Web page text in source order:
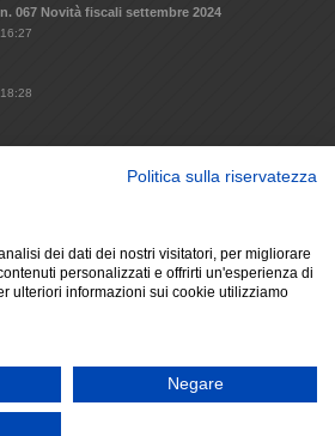
067 Novità fiscali settembre 2024
PROVINCIALE DI LATINA | P.IVA: P.IVA
We Blink Design-Enfold WordPress Theme by
Politica sulla riservatezza
dei dati dei nostri visitatori, per migliorare
personalizzati e offrirti un'esperienza di
ulteriori informazioni sui cookie utilizziamo
Negare